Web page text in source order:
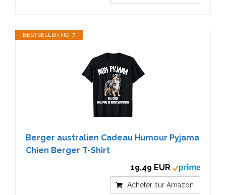
BESTSELLER NO. 7
Berger australien Cadeau Humour Pyjama
Chien Berger T-Shirt
19,49 EUR
Acheter sur Amazon